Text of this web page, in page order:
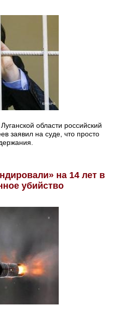
области российский
заявил на суде, что просто
на 14 лет в
убийство